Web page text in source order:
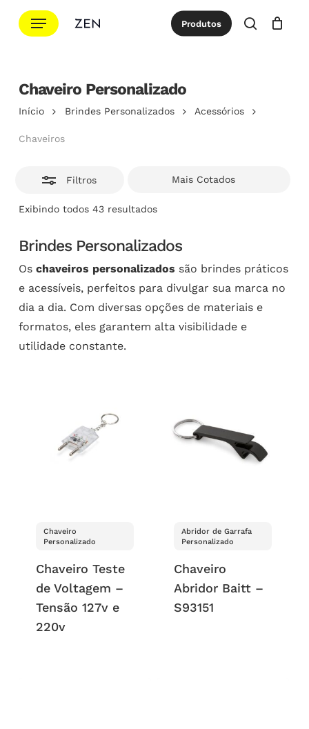
para
principal
Menu Produtos
procurar
Cotação Close
Chaveiro Personalizado
Início Brindes Personalizados Acessórios
Chaveiros
Filtros
Exibindo todos 43 resultadosClassificado
Brindes Personalizados
Os chaveiros personalizados são brindes práticos
e acessíveis, perfeitos para divulgar sua marca no
dia a dia. Com diversas opções de materiais e
formatos, eles garantem alta visibilidade e
utilidade constante.
Chaveiro
Personalizado
Chaveiro Teste
de Voltagem –
Tensão 127v e
220v
Abridor de Garrafa
Personalizado
Chaveiro
Abridor Baitt –
S93151